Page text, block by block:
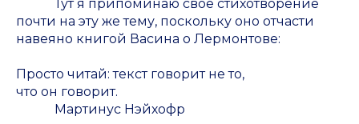
Тут я припоминаю своё стихотворение
почти на эту же тему, поскольку оно отчасти
навеяно книгой Васина о Лермонтове:
Просто читай: текст говорит не то,
что он говорит.
Мартинус Нэйхофр